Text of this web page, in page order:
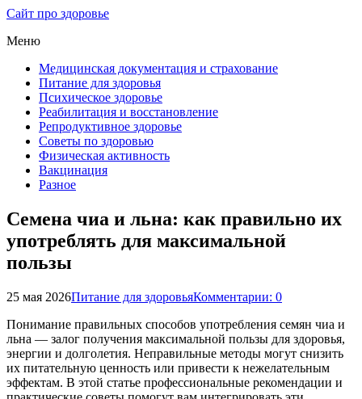
Сайт про здоровье
Меню
Медицинская документация и страхование
Питание для здоровья
Психическое здоровье
Реабилитация и восстановление
Репродуктивное здоровье
Советы по здоровью
Физическая активность
Вакцинация
Разное
Семена чиа и льна: как правильно их
употреблять для максимальной
пользы
25 мая 2026Питание для здоровьяКомментарии: 0
Понимание правильных способов употребления семян чиа и
льна — залог получения максимальной пользы для здоровья,
энергии и долголетия. Неправильные методы могут снизить
их питательную ценность или привести к нежелательным
эффектам. В этой статье профессиональные рекомендации и